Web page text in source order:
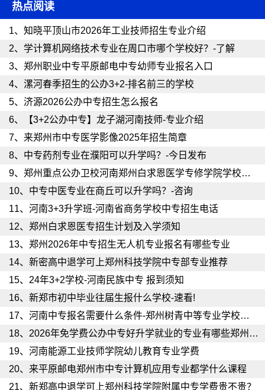
热点阅读
1、 知晓平顶山市2026年工业技师招生专业介绍
2、 学计算机网络技术专业在周口市哪个学校好？-了解
3、 郑州职业中专平原邮电中专幼师专业报名入口
4、 漯河春季招生的公办3+2-排名前三的学校
5、 济源2026公办中专招生怎么报名
6、
【3+2公办中专】龙子湖河南技师-专业介绍
7、 来郑州市中专医学影像2025年招生简章
8、 中专药剂专业在濮阳可以升学吗？-今日发布
9、 郑州重点公办卫校河南郑州白求恩医学专修学院学校电话
10、 中专中医专业在商丘可以升学吗？-咨询
11、 河南3+3升学班-河南省商务学校中专招生电话
12、 郑州白求恩医专招生计划及入学须知
13、 郑州2026年中专招生无人机专业报名有哪些专业
14、 新密高中退学可上郑州科技学院中专部专业推荐
15、 24年3+2学校-河南民族中专 报到须知
16、 新郑市初中毕业往届生报什么学校-速看!
17、 河南中专报名需要什么条件-郑州树青中等专业学校（家长必读）
18、 2026年免学费公办中专好升学就业的专业有哪些郑州财税金融职业学院（学姐推荐）
19、 河南能源工业技师学院幼儿教育专业学费
20、 来平原邮电郑州市中专计算机应用专业都学什么课程
21、 新郑高中退学可上郑州科技学院附属中专学费贵不贵？